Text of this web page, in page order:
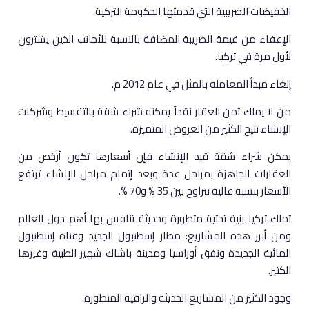
الخفيضات الضريبية التي قدمتها الحكومة التركية.
الإعفاء من قيمة الضريبة المضافة بالنسبة للأجانب الذين يشترون
لأول مرة في تركيا.
إلغاء مبدأ المعاملة بالمثل في عام 2012 م.
من لا يملك ثمن العقار نقداً يمكنه شراء شقة بالتقسيط وشركات
الإنشاء تتيح الكثير من العروض المتميزة.
يمكن شراء شقة قيد الإنشاء فإن أسعارها تكون أرخص من
العقارات الجاهزة بمراحل عدة وبعد إتمام مراحل الإنشاء ترتفع
الأسعار بنسبة عالية تتراوح بين 35 % و70 %.
تملك تركيا بنية تحتية متطورة وحديثة تنافس بها أهم دول العالم
ومن أبرز هذه المشاريع: مطار إسطنبول الجديد وقناة إسطنبول
المائية الجديدة ونفق أوراسيا ومدينة باشاك شهير الطبية وغيرها
الكثير.
وجود الكثير من المشاريع الحديثة والراقية المتطورة.